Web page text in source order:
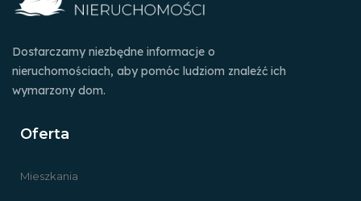
Dostarczamy niezbędne informacje o
nieruchomościach, aby pomóc ludziom znaleźć ich
wymarzony dom.
Oferta
Mieszkania